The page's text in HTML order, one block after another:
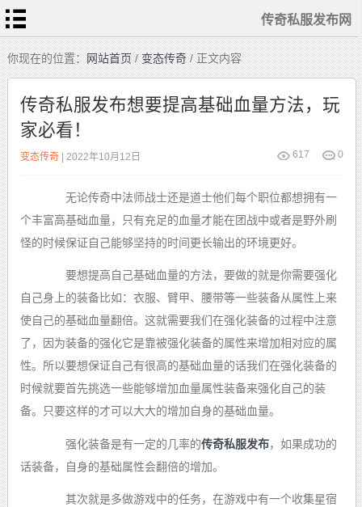
传奇私服发布网
首
页
传
奇
私
服
变
态
传
奇
1.76
复
古
迷
失
传
奇
单
职
业
传
奇
你现在的位置：网站首页/变态传奇/ 正文内容
传奇私服发布想要提高基础血量方法，玩
家必看！
617 0
变态传奇| 2022年10月12日
无论传奇中法师战士还是道士他们每个职位都想拥有一
个丰富高基础血量，只有充足的血量才能在团战中或者是野外刷
怪的时候保证自己能够坚持的时间更长输出的环境更好。
要想提高自己基础血量的方法，要做的就是你需要强化
自己身上的装备比如：衣服、臂甲、腰带等一些装备从属性上来
使自己的基础血量翻倍。这就需要我们在强化装备的过程中注意
了，因为装备的强化它是靠被强化装备的属性来增加相对应的属
性。所以要想保证自己有很高的基础血量的话我们在强化装备的
时候就要首先挑选一些能够增加血量属性装备来强化自己的装
备。只要这样的才可以大大的增加自身的基础血量。
强化装备是有一定的几率的传奇私服发布，如果成功的
话装备，自身的基础属性会翻倍的增加。
其次就是多做游戏中的任务，在游戏中有一个收集星宿